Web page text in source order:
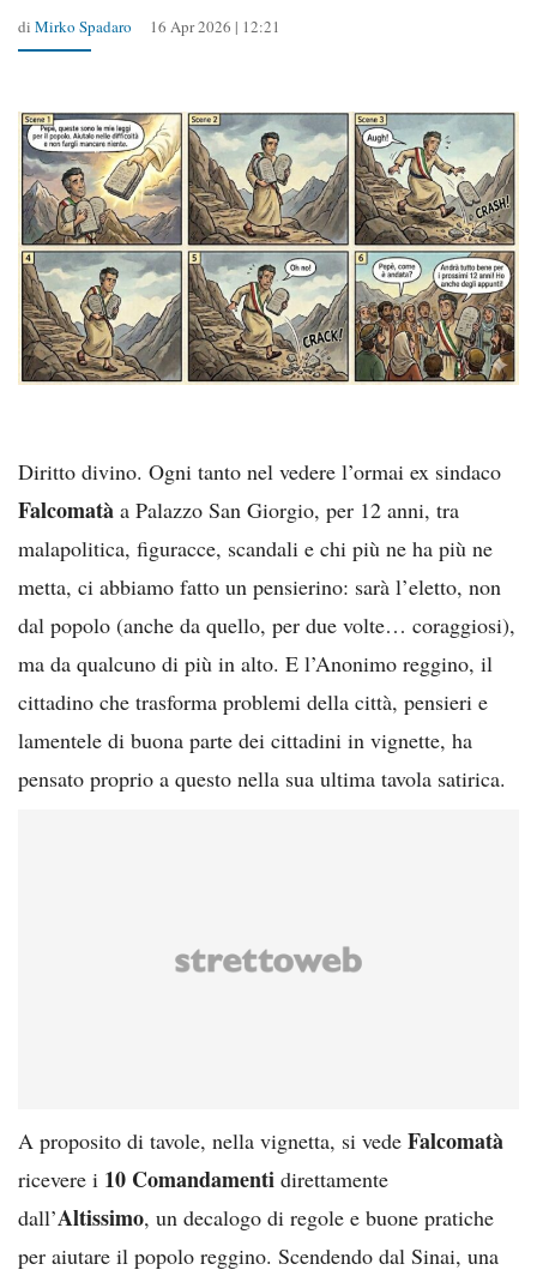
di Mirko Spadaro 16 Apr 2026 | 12:21
Diritto divino. Ogni tanto nel vedere l’ormai ex sindaco
Falcomatà a Palazzo San Giorgio, per 12 anni, tra
malapolitica, figuracce, scandali e chi più ne ha più ne
metta, ci abbiamo fatto un pensierino: sarà l’eletto, non
dal popolo (anche da quello, per due volte… coraggiosi),
ma da qualcuno di più in alto. E l’Anonimo reggino, il
cittadino che trasforma problemi della città, pensieri e
lamentele di buona parte dei cittadini in vignette, ha
pensato proprio a questo nella sua ultima tavola satirica.
A proposito di tavole, nella vignetta, si vede Falcomatà
ricevere i 10 Comandamenti direttamente
dall’Altissimo, un decalogo di regole e buone pratiche
per aiutare il popolo reggino. Scendendo dal Sinai, una